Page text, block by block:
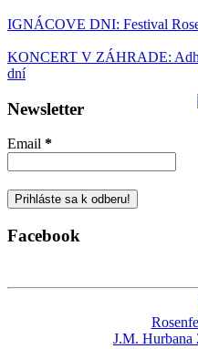
IGNÁCOVE DNI: Festival
KONCERT V ZÁHRADE:
dní
Newsletter
Email *
Facebook
J.M. Hurbana